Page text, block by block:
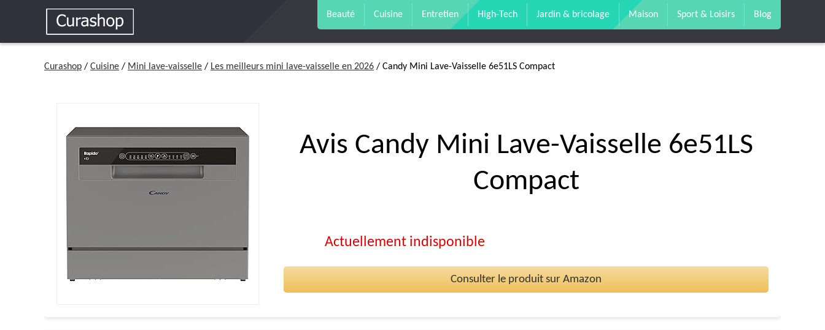
Beauté Cuisine Entretien High-Tech Jardin & bricolage Maison Sport & Loisirs Blog
Curashop / Cuisine / Mini lave-vaisselle / Les meilleurs mini lave-vaisselle en 2026 / Candy Mini Lave-Vaisselle 6e51LS Compact
Avis Candy Mini Lave-Vaisselle 6e51LS
Compact
Actuellement indisponible
Consulter le produit sur Amazon